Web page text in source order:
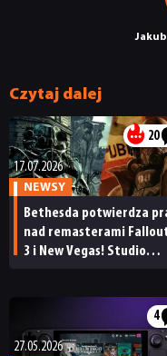
Jakub
Czytaj dalej
20
17.07.2026
NEWSY
Bethesda potwierdza
nad remasterami
3 i New Vegas! Studio
masę planów na
4
27.05.2026